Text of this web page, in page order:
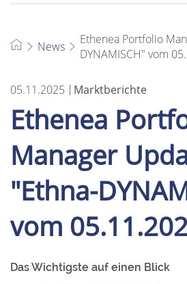
News
Ethenea Portfolio
DYNAMISCH" vom
05.11.2025 Marktberichte
Ethenea
Manager
"Ethna-
vom
Das Wichtigste auf einen Blick